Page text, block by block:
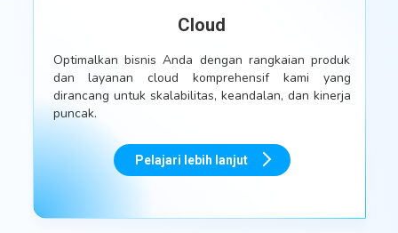
Cloud
Optimalkan bisnis Anda dengan rangkaian produk
dan layanan cloud komprehensif kami yang
dirancang untuk skalabilitas, keandalan, dan kinerja
puncak.
Pelajari lebih lanjut